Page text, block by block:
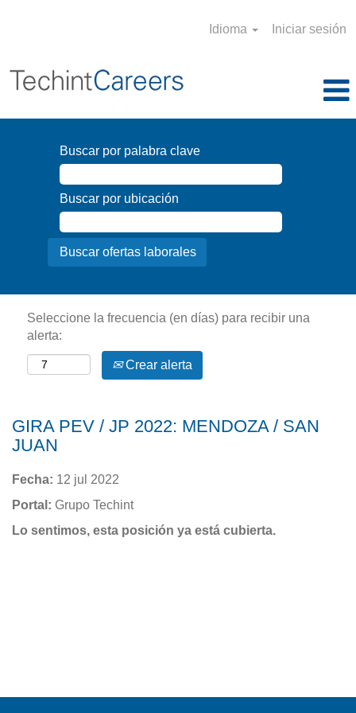
Idioma Iniciar sesión
Buscar por palabra clave
Buscar por ubicación
Seleccione la frecuencia (en días) para recibir una
alerta:
Crear alerta
GIRA PEV / JP 2022: MENDOZA / SAN
JUAN
Fecha: 12 jul 2022
Portal: Grupo Techint
Lo sentimos, esta posición ya está cubierta.